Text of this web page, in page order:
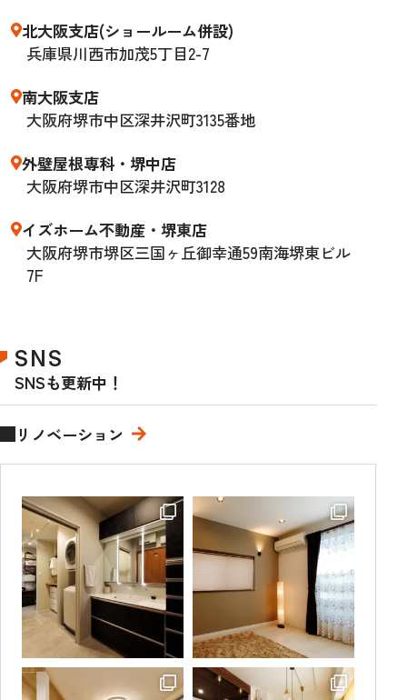
北大阪支店(ショールーム併設)
兵庫県川西市加茂5丁目2-7
南大阪支店
大阪府堺市中区深井沢町3135番地
外壁屋根専科・堺中店
大阪府堺市中区深井沢町3128
イズホーム不動産・堺東店
大阪府堺市堺区三国ヶ丘御幸通59南海堺東ビル
7F
SNS
SNSも更新中！
リノベーション